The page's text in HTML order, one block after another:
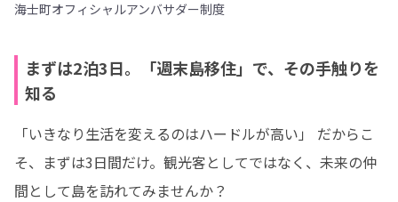
海士町オフィシャルアンバサダー制度
まずは2泊3日。「週末島移住」で、その手触りを
知る
「いきなり生活を変えるのはハードルが高い」 だからこ
そ、まずは3日間だけ。観光客としてではなく、未来の仲
間として島を訪れてみませんか？